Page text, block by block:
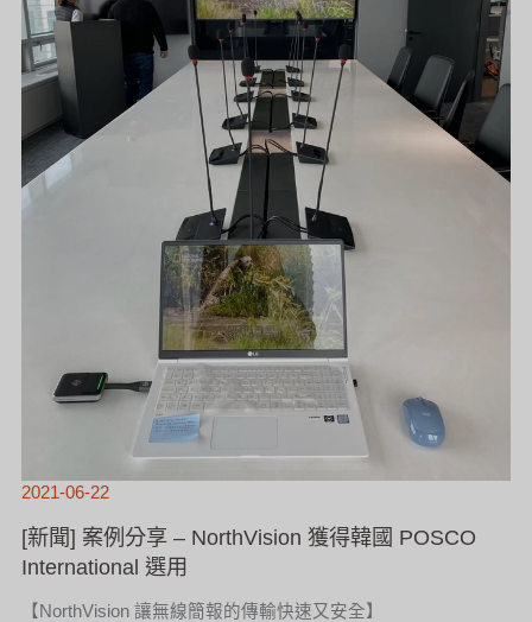
2021-06-22
[新聞] 案例分享 – NorthVision 獲得韓國 POSCO
International 選用
【NorthVision 讓無線簡報的傳輸快速又安全】